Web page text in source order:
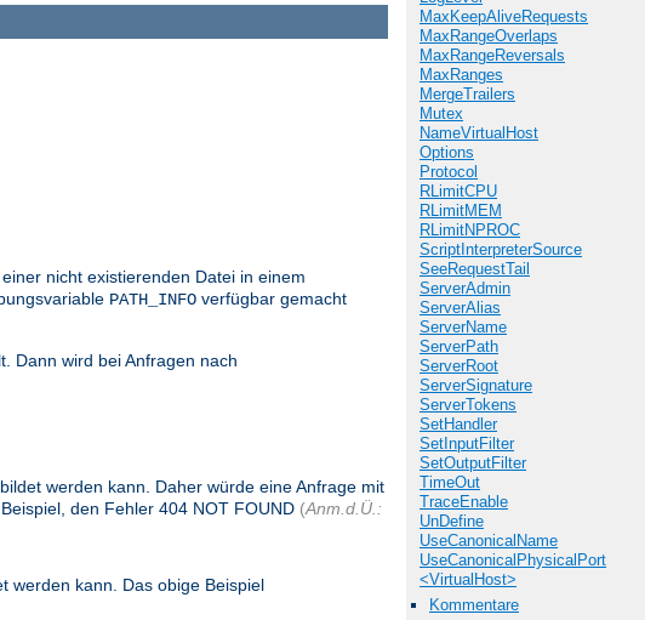
MaxKeepAliveRequests
MaxRangeOverlaps
MaxRangeReversals
MaxRanges
MergeTrailers
Mutex
NameVirtualHost
Options
Protocol
RLimitCPU
RLimitMEM
RLimitNPROC
ScriptInterpreterSource
SeeRequestTail
ServerAdmin
ServerAlias
ServerName
ServerPath
ServerRoot
ServerSignature
ServerTokens
SetHandler
SetInputFilter
SetOutputFilter
TimeOut
TraceEnable
UnDefine
UseCanonicalName
UseCanonicalPhysicalPort
<VirtualHost>
Kommentare
nicht existierenden Datei in einem
PATH_INFO verfügbar gemacht
Dann wird bei Anfragen nach
werden kann. Daher würde eine Anfrage mit
den Fehler 404 NOT FOUND (Anm.d.Ü.:
werden kann. Das obige Beispiel